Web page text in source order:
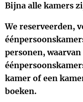
Bijna alle kamers
We reserveerden,
personen,
kamer of een
boeken.